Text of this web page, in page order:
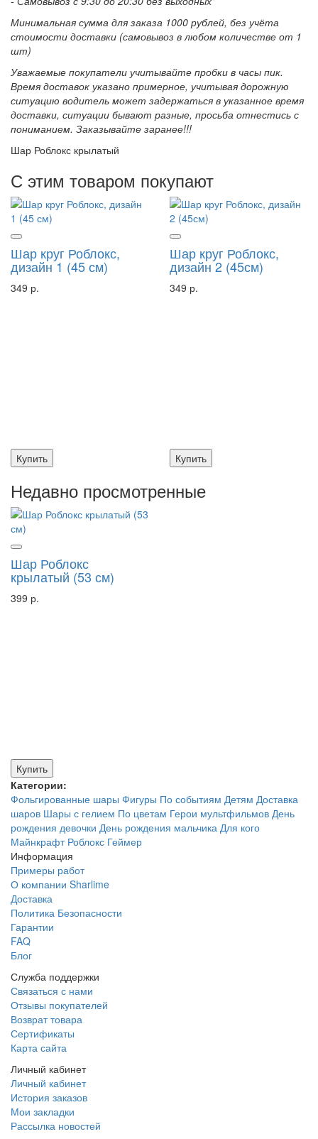
Минимальная сумма для заказа 1000 рублей, без учёта
стоимости доставки (самовывоз в любом количестве от 1
шт)
Уважаемые покупатели учитывайте пробки в часы пик.
Время доставок указано примерное, учитывая дорожную
ситуацию водитель может задержаться в указанное время
доставки, ситуации бывают разные, просьба отнестись с
пониманием. Заказывайте заранее!!!
Шар Роблокс крылатый
С этим товаром покупают
Шар круг Роблокс,
дизайн 1 (45 см)
349 р.
Купить
Шар круг Роблокс,
дизайн 2 (45см)
349 р.
Купить
Недавно просмотренные
Шар Роблокс
крылатый (53 см)
399 р.
Купить
Категории:
Фольгированные шары Фигуры По событиям Детям Доставка
шаров Шары с гелием По цветам Герои мультфильмов День
рождения девочки День рождения мальчика Для кого
Майнкрафт Роблокс Геймер
Информация
Примеры работ
О компании Sharlime
Доставка
Политика Безопасности
Гарантии
FAQ
Блог
Служба поддержки
Связаться с нами
Отзывы покупателей
Возврат товара
Сертификаты
Карта сайта
Личный кабинет
Личный кабинет
История заказов
Мои закладки
Рассылка новостей